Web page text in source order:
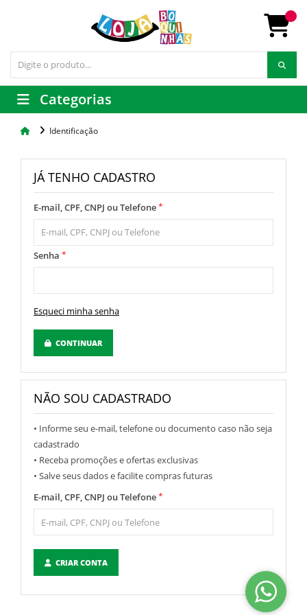
Categorias
Identificação
JÁ TENHO CADASTRO
E-mail, CPF, CNPJ ou Telefone*
Senha *
Esqueci minha senha
CONTINUAR
NÃO SOU CADASTRADO
• Informe seu e-mail, telefone ou documento caso não seja
cadastrado
• Receba promoções e ofertas exclusivas
• Salve seus dados e facilite compras futuras
E-mail, CPF, CNPJ ou Telefone*
CRIAR CONTA